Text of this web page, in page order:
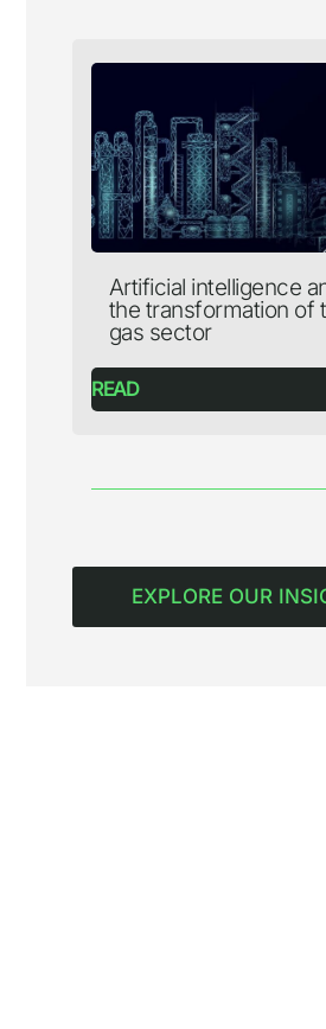
Artificial intelligence
the transformation of
gas sector
READ
EXPLORE OUR